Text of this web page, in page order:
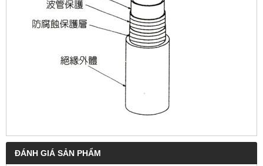
ĐÁNH GIÁ SẢN PHẨM